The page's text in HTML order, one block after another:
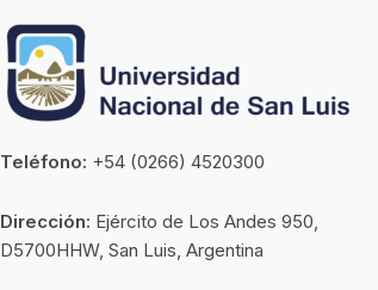
Teléfono: +54 (0266) 4520300
Dirección: Ejército de Los Andes 950,
D5700HHW, San Luis, Argentina